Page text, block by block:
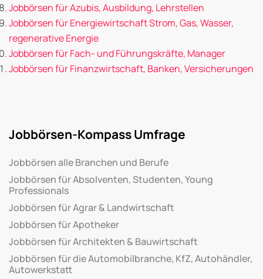
Jobbörsen für Azubis, Ausbildung, Lehrstellen
Jobbörsen für Energiewirtschaft Strom, Gas, Wasser,
regenerative Energie
Jobbörsen für Fach- und Führungskräfte, Manager
Jobbörsen für Finanzwirtschaft, Banken, Versicherungen
Jobbörsen-Kompass Umfrage
Jobbörsen alle Branchen und Berufe
Jobbörsen für Absolventen, Studenten, Young
Professionals
Jobbörsen für Agrar & Landwirtschaft
Jobbörsen für Apotheker
Jobbörsen für Architekten & Bauwirtschaft
Jobbörsen für die Automobilbranche, KfZ, Autohändler,
Autowerkstatt